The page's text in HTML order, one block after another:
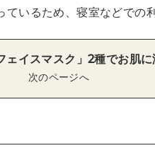
ているため、寝室などでの
ェイスマスク」2種でお肌に
次のページへ